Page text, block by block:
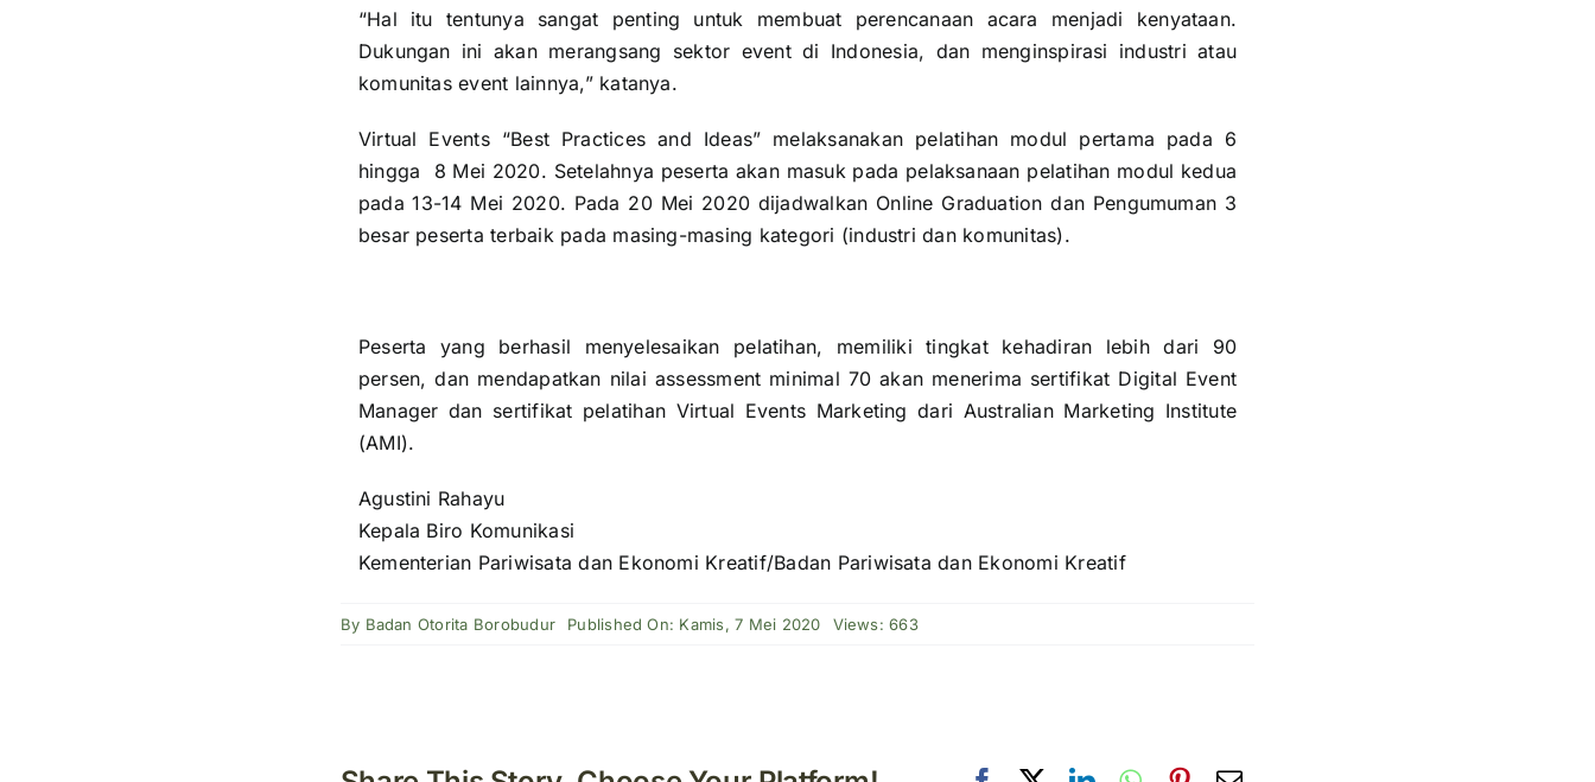
“Hal itu tentunya sangat penting untuk membuat perencanaan acara menjadi kenyataan.
Dukungan ini akan merangsang sektor event di Indonesia, dan menginspirasi industri atau
komunitas event lainnya,” katanya.
Virtual Events “Best Practices and Ideas” melaksanakan pelatihan modul pertama pada 6
hingga 8 Mei 2020. Setelahnya peserta akan masuk pada pelaksanaan pelatihan modul kedua
pada 13-14 Mei 2020. Pada 20 Mei 2020 dijadwalkan Online Graduation dan Pengumuman 3
besar peserta terbaik pada masing-masing kategori (industri dan komunitas).
Peserta yang berhasil menyelesaikan pelatihan, memiliki tingkat kehadiran lebih dari 90
persen, dan mendapatkan nilai assessment minimal 70 akan menerima sertifikat Digital Event
Manager dan sertifikat pelatihan Virtual Events Marketing dari Australian Marketing Institute
(AMI).
Agustini Rahayu
Kepala Biro Komunikasi
Kementerian Pariwisata dan Ekonomi Kreatif/Badan Pariwisata dan Ekonomi Kreatif
By Badan Otorita Borobudur Published On: Kamis, 7 Mei 2020 Views: 663